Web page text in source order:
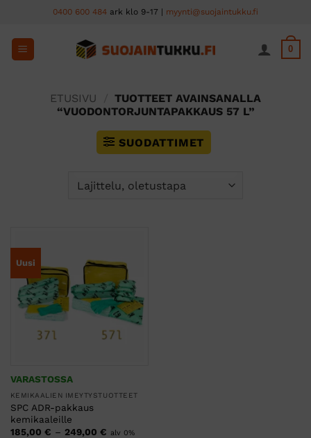
content
0400 600 484 ark klo 9-17 | myynti@suojaintukku.fi
0
ETUSIVU
TUOTTEET AVAINSANALLA
“VUODONTORJUNTAPAKKAUS 57 L”
SUODATTIMET
Uusi
VARASTOSSA
KEMIKAALIEN IMEYTYSTUOTTEET
SPC ADR-pakkaus
kemikaaleille
185,00 € – 249,00 €Hintaluokka:
alv 0%